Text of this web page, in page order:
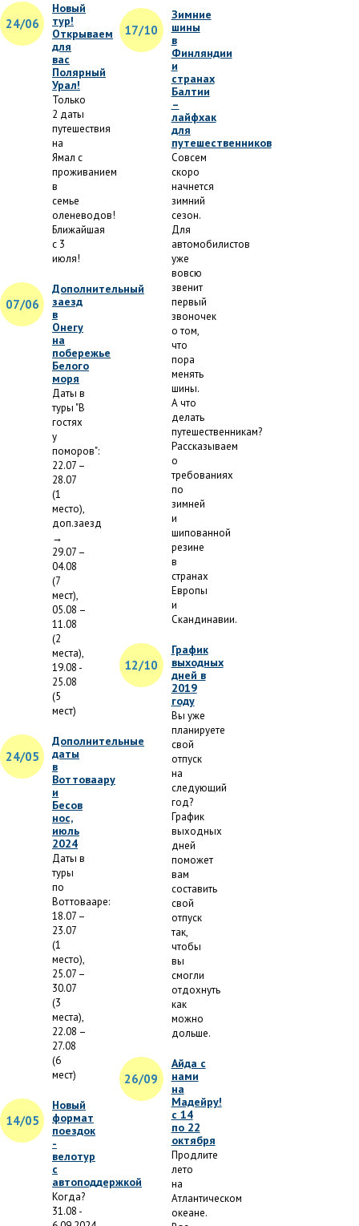
24/06
Новый
тур!
Открываем
для
вас
Полярный
Урал!
Только
2 даты
путешествия
на
Ямал с
проживанием
в
семье
оленеводов!
Ближайшая
с 3
июля!
07/06
Дополнительный
заезд
в
Онегу
на
побережье
Белого
моря
Даты в
туры "В
гостях
у
поморов":
22.07 –
28.07
(1
место),
доп.заезд
→
29.07 –
04.08
(7
мест),
05.08 –
11.08
(2
места),
19.08 -
25.08
(5
мест)
24/05
Дополнительные
даты
в
Воттоваару
и
Бесов
нос,
июль
2024
Даты в
туры
по
Воттовааре:
18.07 –
23.07
(1
место),
25.07 –
30.07
(3
места),
22.08 –
27.08
(6
мест)
14/05
Новый
формат
поездок
-
велотур
с
автоподдержкой
Когда?
31.08 -
17/10
Зимние
шины
в
Финляндии
и
странах
Балтии
–
лайфхак
для
путешественников
Совсем
скоро
начнется
зимний
сезон.
Для
автомобилистов
уже
вовсю
звенит
первый
звоночек
о том,
что
пора
менять
шины.
А что
делать
путешественникам?
Рассказываем
о
требованиях
по
зимней
и
шипованной
резине
в
странах
Европы
и
Скандинавии.
12/10
График
выходных
дней в
2019
году
Вы уже
планируете
свой
отпуск
на
следующий
год?
График
выходных
дней
поможет
вам
составить
свой
отпуск
так,
чтобы
вы
смогли
отдохнуть
как
можно
дольше.
26/09
Айда с
нами
на
Мадейру!
с 14
по 22
октября
Продлите
лето
на
Атлантическом
океане.